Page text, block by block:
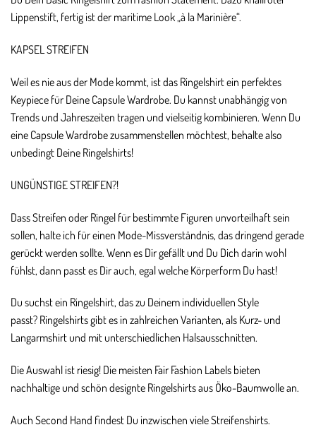
Lippenstift, fertig ist der maritime Look „à la Marinière“.
KAPSEL STREIFEN
Weil es nie aus der Mode kommt, ist das Ringelshirt ein perfektes
Keypiece für Deine Capsule Wardrobe. Du kannst unabhängig von
Trends und Jahreszeiten tragen und vielseitig kombinieren. Wenn Du
eine Capsule Wardrobe zusammenstellen möchtest, behalte also
unbedingt Deine Ringelshirts!
UNGÜNSTIGE STREIFEN?!
Dass Streifen oder Ringel für bestimmte Figuren unvorteilhaft sein
sollen, halte ich für einen Mode-Missverständnis, das dringend gerade
gerückt werden sollte. Wenn es Dir gefällt und Du Dich darin wohl
fühlst, dann passt es Dir auch, egal welche Körperform Du hast!
Du suchst ein Ringelshirt, das zu Deinem individuellen Style
passt? Ringelshirts gibt es in zahlreichen Varianten, als Kurz- und
Langarmshirt und mit unterschiedlichen Halsausschnitten.
Die Auswahl ist riesig! Die meisten Fair Fashion Labels bieten
nachhaltige und schön designte Ringelshirts aus Öko-Baumwolle an.
Auch Second Hand findest Du inzwischen viele Streifenshirts.